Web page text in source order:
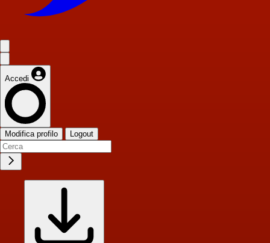
Accedi
Modifica profilo Logout